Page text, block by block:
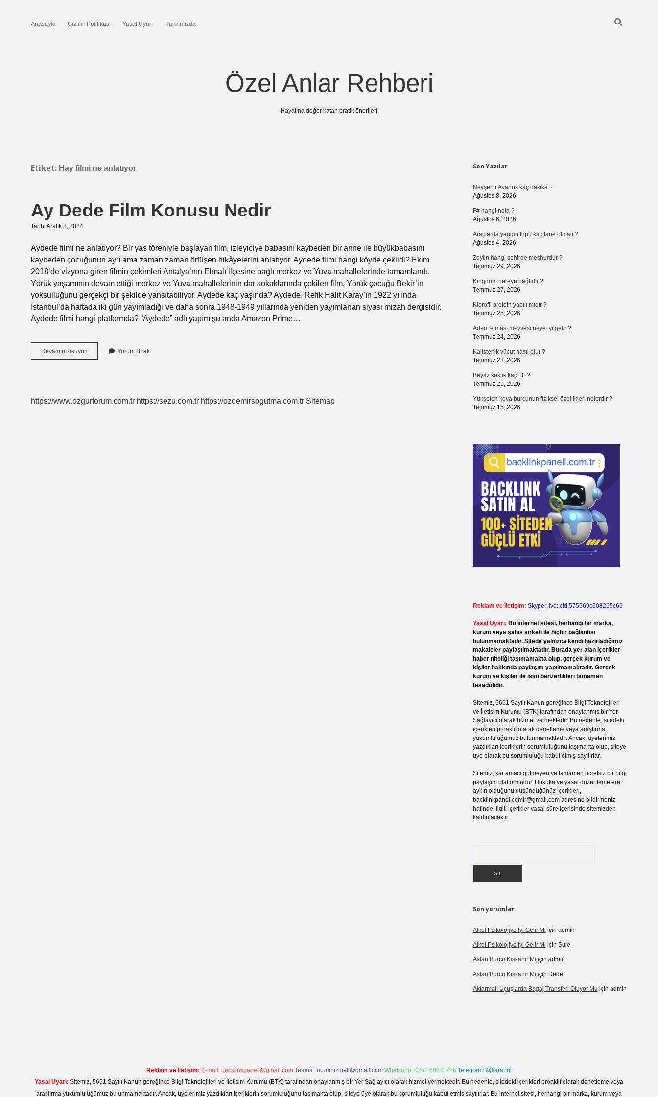
Anasayfa Gizlilik Politikası Yasal Uyarı Hakkımızda
Özel Anlar Rehberi
Hayatına değer katan pratik öneriler!
Etiket: Hay filmi ne anlatıyor
Ay Dede Film Konusu Nedir
Tarih: Aralık 8, 2024
Aydede filmi ne anlatıyor? Bir yas töreniyle başlayan film, izleyiciye babasını kaybeden bir anne ile büyükbabasını
kaybeden çocuğunun ayrı ama zaman zaman örtüşen hikâyelerini anlatıyor. Aydede filmi hangi köyde çekildi? Ekim
2018’de vizyona giren filmin çekimleri Antalya’nın Elmalı ilçesine bağlı merkez ve Yuva mahallelerinde tamamlandı.
Yörük yaşamının devam ettiği merkez ve Yuva mahallelerinin dar sokaklarında çekilen film, Yörük çocuğu Bekir’in
yoksulluğunu gerçekçi bir şekilde yansıtabiliyor. Aydede kaç yaşında? Aydede, Refik Halit Karay’ın 1922 yılında
İstanbul’da haftada iki gün yayımladığı ve daha sonra 1948-1949 yıllarında yeniden yayımlanan siyasi mizah dergisidir.
Aydede filmi hangi platformda? “Aydede” adlı yapım şu anda Amazon Prime…
Devamını okuyun
Dede
Yorum Bırak
https://www.ozgurforum.com.tr https://sezu.com.tr https://ozdemirsogutma.com.tr Sitemap
Sidebar
Son Yazılar
Nevşehir Avanos kaç dakika ?
Ağustos 8, 2026
F# hangi nota ?
Ağustos 6, 2026
Araçlarda yangın tüpü kaç tane olmalı ?
Ağustos 4, 2026
Zeytin hangi şehirde meşhurdur ?
Temmuz 29, 2026
Kıngdom nereye bağlıdır ?
Temmuz 27, 2026
Klorofil protein yapılı mıdır ?
Temmuz 25, 2026
Adem elması meyvesi neye iyi gelir ?
Temmuz 24, 2026
Kalistenik vücut nasıl olur ?
Temmuz 23, 2026
Beyaz keklik kaç TL ?
Temmuz 21, 2026
Yükselen kova burcunun fiziksel özellikleri nelerdir ?
Temmuz 15, 2026
Reklam ve İletişim: Skype: live:.cid.575569c608265c69
Yasal Uyarı: Bu internet sitesi, herhangi bir marka,
kurum veya şahıs şirketi ile hiçbir bağlantısı
bulunmamaktadır. Sitede yalnızca kendi hazırladığımız
makaleler paylaşılmaktadır. Burada yer alan içerikler
haber niteliği taşımamakta olup, gerçek kurum ve
kişiler hakkında paylaşım yapılmamaktadır. Gerçek
kurum ve kişiler ile isim benzerlikleri tamamen
tesadüfidir.
Sitemiz, 5651 Sayılı Kanun gereğince Bilgi Teknolojileri
ve İletişim Kurumu (BTK) tarafından onaylanmış bir Yer
Sağlayıcı olarak hizmet vermektedir. Bu nedenle, sitedeki
içerikleri proaktif olarak denetleme veya araştırma
yükümlülüğümüz bulunmamaktadır. Ancak, üyelerimiz
yazdıkları içeriklerin sorumluluğunu taşımakta olup, siteye
üye olarak bu sorumluluğu kabul etmiş sayılırlar.
Sitemiz, kar amacı gütmeyen ve tamamen ücretsiz bir bilgi
paylaşım platformudur. Hukuka ve yasal düzenlemelere
aykırı olduğunu düşündüğünüz içerikleri,
backlinkpanelicomtr@gmail.comadresine bildirmeniz
halinde, ilgili içerikler yasal süre içerisinde sitemizden
kaldırılacaktır.
Son yorumlar
Alkol Psikolojiye Iyi Gelir Mi için admin
Alkol Psikolojiye Iyi Gelir Mi için Şule
Aslan Burcu Kıskanır Mıiçin admin
Aslan Burcu Kıskanır Mıiçin Dede
Aktarmalı Uçuşlarda Bagaj Transferi Oluyor Mu için admin
Reklam ve İletişim: E-mail: backlinkpaneli@gmail.com Teams: forumhizmeti@gmail.com Whatsapp: 0262 606 0 726 Telegram: @karabul
Yasal Uyarı: Sitemiz, 5651 Sayılı Kanun gereğince Bilgi Teknolojileri ve İletişim Kurumu (BTK) tarafından onaylanmış bir Yer Sağlayıcı olarak hizmet vermektedir. Bu nedenle, sitedeki içerikleri proaktif olarak denetleme veya
araştırma yükümlülüğümüz bulunmamaktadır. Ancak, üyelerimiz yazdıkları içeriklerin sorumluluğunu taşımakta olup, siteye üye olarak bu sorumluluğu kabul etmiş sayılırlar. Bu internet sitesi, herhangi bir marka, kurum veya